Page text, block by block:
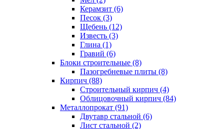
Керамзит (6)
Песок (3)
Щебень (12)
Известь (3)
Глина (1)
Гравий (6)
Блоки строительные (8)
Пазогребневые плиты (8)
Кирпич (88)
Строительный кирпич (4)
Облицовочный кирпич (84)
Металлопрокат (91)
Двутавр стальной (6)
Лист стальной (2)